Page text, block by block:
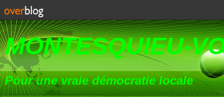
MONTESQUIEU-
Pour une vraie démocratie locale